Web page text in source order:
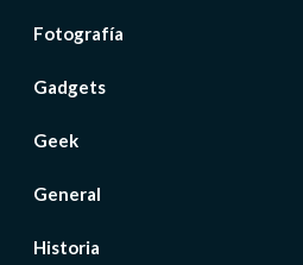
Fotografía
Gadgets
Geek
General
Historia